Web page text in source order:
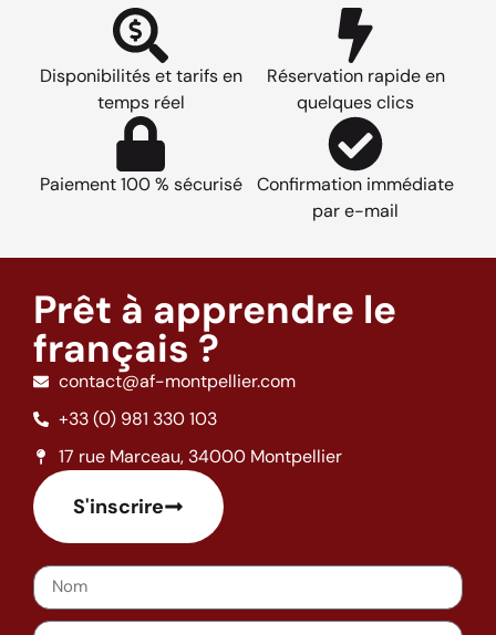
Disponibilités et tarifs en
temps réel
Réservation rapide en
quelques clics
Paiement 100 % sécurisé
Confirmation immédiate
par e-mail
Prêt à apprendre le
français ?
contact@af-montpellier.com
+33 (0) 981 330 103
17 rue Marceau, 34000 Montpellier
S'inscrire